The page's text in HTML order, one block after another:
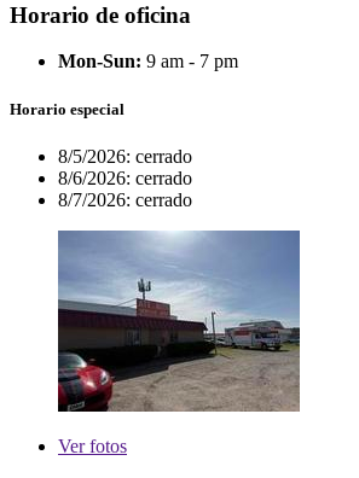
Horario de oficina
Mon-Sun: 9 am - 7 pm
Horario especial
8/5/2026: cerrado
8/6/2026: cerrado
8/7/2026: cerrado
Verfotos